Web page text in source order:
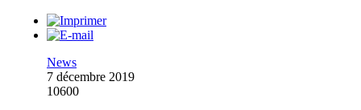
News
7 décembre 2019
10600